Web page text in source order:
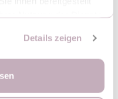
Details zeigen